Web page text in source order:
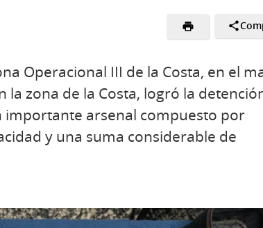
Operacional III de la Costa, en el
zona de la Costa, logró la
importante arsenal compuesto por
y una suma considerable de